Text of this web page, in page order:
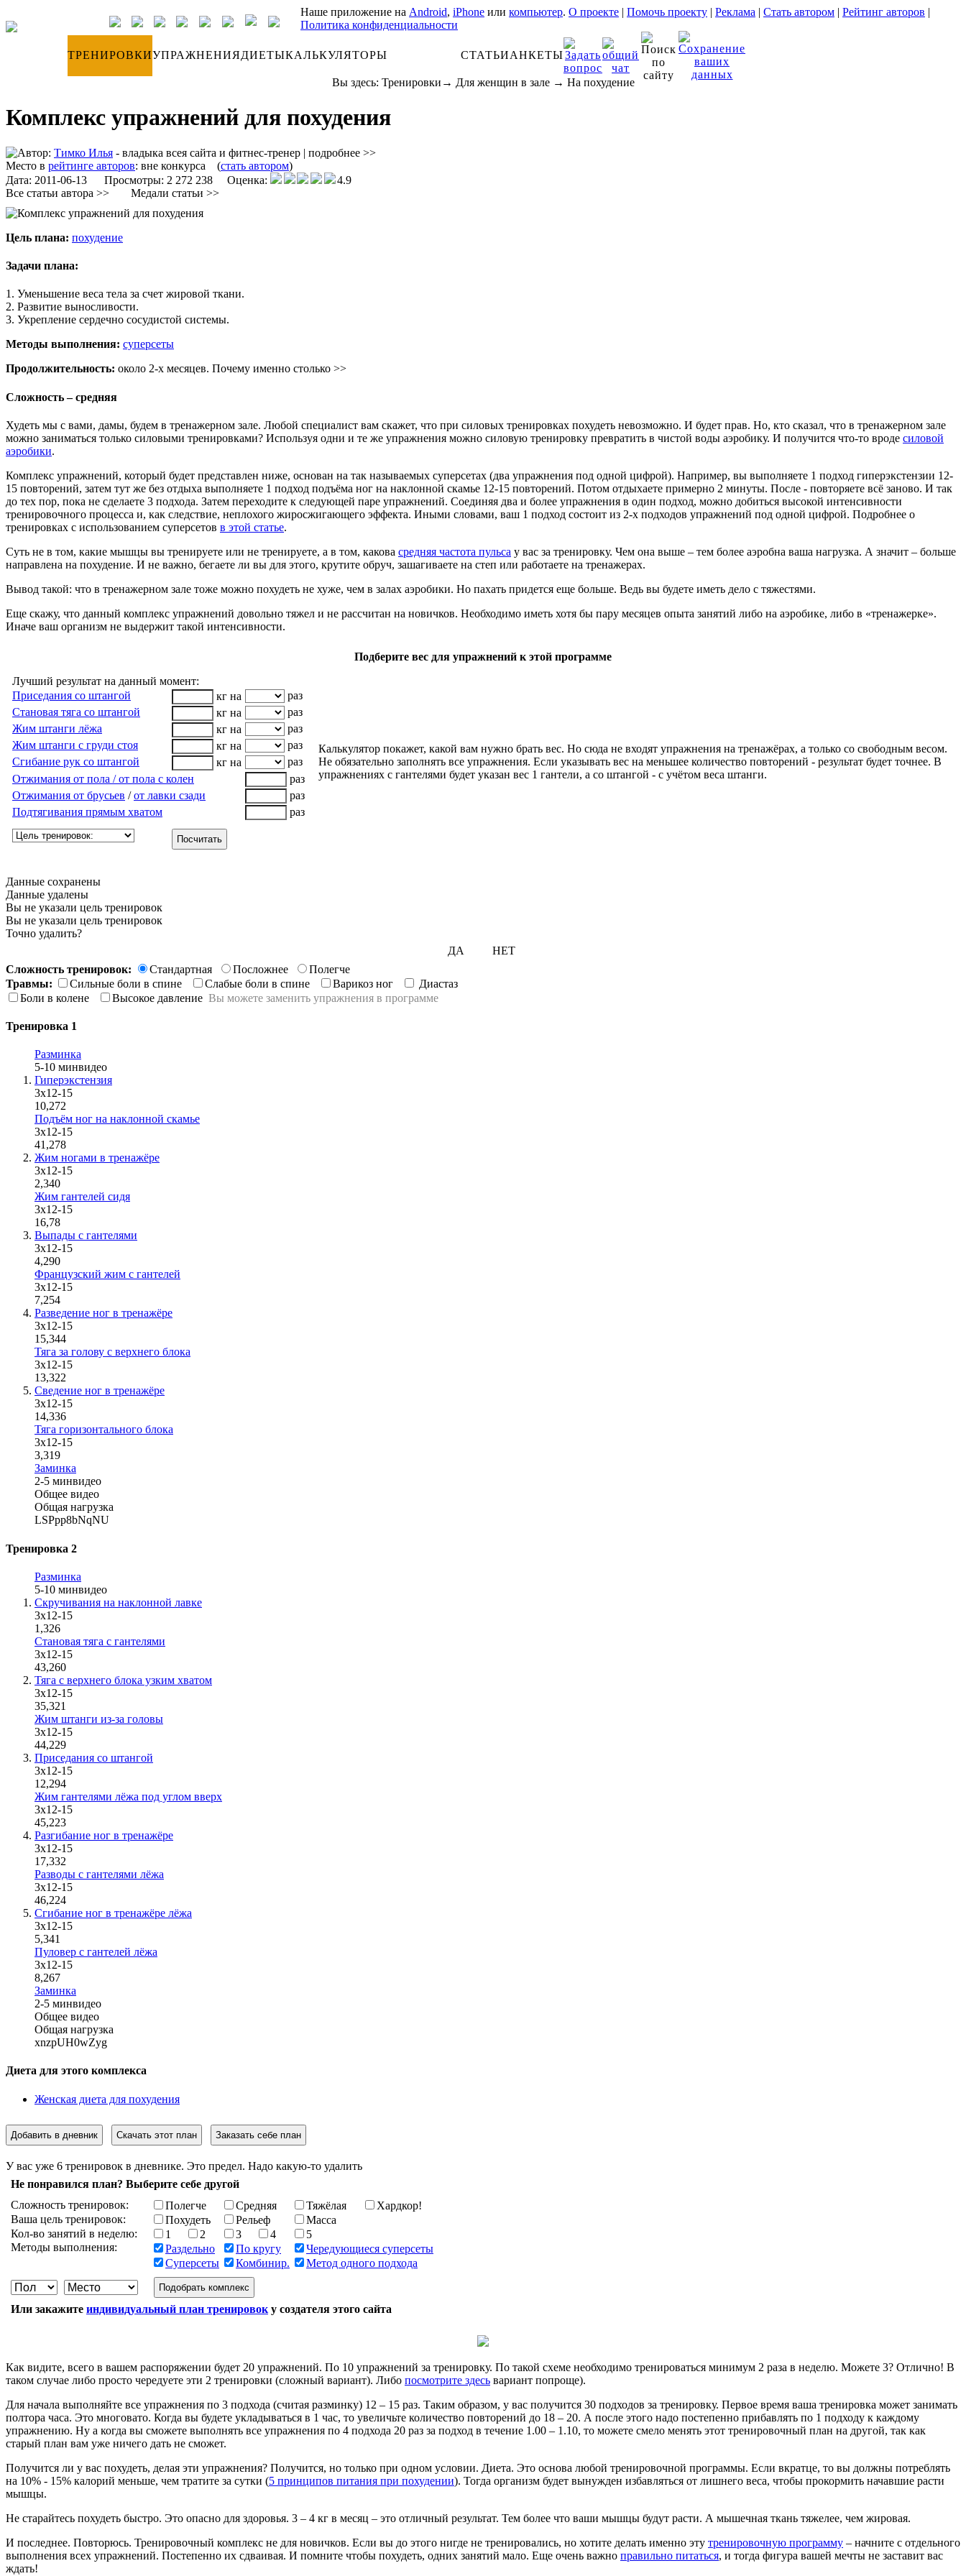
Наше приложение на Android, iPhone или компьютер. О проекте | Помочь проекту | Реклама | Стать автором | Рейтинг авторов |
Политика конфиденциальности
ТРЕНИРОВКИУПРАЖНЕНИЯДИЕТЫКАЛЬКУЛЯТОРЫ СТАТЬИАНКЕТЫ
Вы здесь: Тренировки → Для женщин в зале→ На похудение
Комплекс упражнений для похудения
Автор: Тимко Илья - владыка всея сайта и фитнес-тренер | подробнее >>
Место в рейтинге авторов: вне конкурса (стать автором)
Дата: 2011-06-13 Просмотры: 2 272 238 Оценка:
4.9
Все статьи автора >>
Медали статьи >>
Цель плана: похудение
Задачи плана:
1. Уменьшение веса тела за счет жировой ткани.
2. Развитие выносливости.
3. Укрепление сердечно сосудистой системы.
Методы выполнения: суперсеты
Продолжительность: около 2-х месяцев. Почему именно столько >>
Сложность – средняя
Худеть мы с вами, дамы, будем в тренажерном зале. Любой специалист вам скажет, что при силовых тренировках похудеть невозможно. И будет прав. Но, кто сказал, что в тренажерном зале
можно заниматься только силовыми тренировками? Используя одни и те же упражнения можно силовую тренировку превратить в чистой воды аэробику. И получится что-то вроде силовой
аэробики.
Комплекс упражнений, который будет представлен ниже, основан на так называемых суперсетах (два упражнения под одной цифрой). Например, вы выполняете 1 подход гиперэкстензии 12-
15 повторений, затем тут же без отдыха выполняете 1 подход подъёма ног на наклонной скамье 12-15 повторений. Потом отдыхаете примерно 2 минуты. После - повторяете всё заново. И так
до тех пор, пока не сделаете 3 подхода. Затем переходите к следующей паре упражнений. Соединяя два и более упражнения в один подход, можно добиться высокой интенсивности
тренировочного процесса и, как следствие, неплохого жиросжигающего эффекта. Иными словами, ваш 1 подход состоит из 2-х подходов упражнений под одной цифрой. Подробнее о
тренировках с использованием суперсетов в этой статье.
Суть не в том, какие мышцы вы тренируете или не тренируете, а в том, какова средняя частота пульса у вас за тренировку. Чем она выше – тем более аэробна ваша нагрузка. А значит – больше
направлена на похудение. И не важно, бегаете ли вы для этого, крутите обруч, зашагиваете на степ или работаете на тренажерах.
Вывод такой: что в тренажерном зале тоже можно похудеть не хуже, чем в залах аэробики. Но пахать придется еще больше. Ведь вы будете иметь дело с тяжестями.
Еще скажу, что данный комплекс упражнений довольно тяжел и не рассчитан на новичков. Необходимо иметь хотя бы пару месяцев опыта занятий либо на аэробике, либо в «тренажерке».
Иначе ваш организм не выдержит такой интенсивности.
Подберите вес для упражнений к этой программе
Лучший результат на данный момент:
Калькулятор покажет, какой вам нужно брать вес. Но сюда не входят упражнения на тренажёрах, а только со свободным весом.
Не обязательно заполнять все упражнения. Если указывать вес на меньшее количество повторений - результат будет точнее. В
упражнениях с гантелями будет указан вес 1 гантели, а со штангой - с учётом веса штанги.
Приседания со штангой кг на
раз
Становая тяга со штангой
кг на
раз
Жим штанги лёжа
кг на
раз
Жим штанги с груди стоя
кг на
раз
Сгибание рук со штангой
кг на
раз
Отжимания от пола / от пола с колен
раз
Отжимания от брусьев /от лавки сзади
раз
Подтягивания прямым хватом
раз
Посчитать
Данные сохранены
Данные удалены
Вы не указали цель тренировок
Вы не указали цель тренировок
Точно удалить?
ДА
НЕТ
Сложность тренировок:
Стандартная Посложнее
Полегче
Травмы:
Сильные боли в спине Слабые боли в спине Варикоз ног
Диастаз
Боли в колене
Высокое давление Вы можете заменить упражнения в программе
Тренировка 1
Разминка
5-10 минвидео
Гиперэкстензия
3х12-15
10,272
Подъём ног на наклонной скамье
3x12-15
41,278
Жим ногами в тренажёре
3х12-15
2,340
Жим гантелей сидя
3х12-15
16,78
Выпады с гантелями
3х12-15
4,290
Французский жим с гантелей
3х12-15
7,254
Разведение ног в тренажёре
3х12-15
15,344
Тяга за голову с верхнего блока
3х12-15
13,322
Сведение ног в тренажёре
3х12-15
14,336
Тяга горизонтального блока
3х12-15
3,319
Заминка
2-5 минвидео
Общее видео
Общая нагрузка
LSPpp8bNqNU
Тренировка 2
Разминка
5-10 минвидео
Скручивания на наклонной лавке
3х12-15
1,326
Становая тяга с гантелями
3x12-15
43,260
Тяга с верхнего блока узким хватом
3x12-15
35,321
Жим штанги из-за головы
3x12-15
44,229
Приседания со штангой
3х12-15
12,294
Жим гантелями лёжа под углом вверх
3x12-15
45,223
Разгибание ног в тренажёре
3х12-15
17,332
Разводы с гантелями лёжа
3x12-15
46,224
Сгибание ног в тренажёре лёжа
3х12-15
5,341
Пуловер с гантелей лёжа
3х12-15
8,267
Заминка
2-5 минвидео
Общее видео
Общая нагрузка
xnzpUH0wZyg
Диета для этого комплекса
Женская диета для похудения
Добавить в дневник Скачать этот план Заказать себе план
У вас уже 6 тренировок в дневнике. Это предел. Надо какую-то удалить
Не понравился план? Выберите себе другой
Сложность тренировок:
Полегче Средняя Тяжёлая
Хардкор!
Ваша цель тренировок:
Похудеть Рельеф
Масса
Кол-во занятий в неделю:
1 2 3 4
5
Методы выполнения:
Раздельно
Суперсеты
По кругу
Комбинир.
Чередующиеся суперсеты
Метод одного подхода
Подобрать комплекс
Или закажите индивидуальный план тренировок у создателя этого сайта
Как видите, всего в вашем распоряжении будет 20 упражнений. По 10 упражнений за тренировку. По такой схеме необходимо тренироваться минимум 2 раза в неделю. Можете 3? Отлично! В
таком случае либо просто чередуете эти 2 тренировки (сложный вариант). Либо посмотрите здесь вариант попроще).
Для начала выполняйте все упражнения по 3 подхода (считая разминку) 12 – 15 раз. Таким образом, у вас получится 30 подходов за тренировку. Первое время ваша тренировка может занимать
полтора часа. Это многовато. Когда вы будете укладываться в 1 час, то увеличьте количество повторений до 18 – 20. А после этого надо постепенно прибавлять по 1 подходу к каждому
упражнению. Ну а когда вы сможете выполнять все упражнения по 4 подхода 20 раз за подход в течение 1.00 – 1.10, то можете смело менять этот тренировочный план на другой, так как
старый план вам уже ничего дать не сможет.
Получится ли у вас похудеть, делая эти упражнения? Получится, но только при одном условии. Диета. Это основа любой тренировочной программы. Если вкратце, то вы должны потреблять
на 10% - 15% калорий меньше, чем тратите за сутки (5 принципов питания при похудении). Тогда организм будет вынужден избавляться от лишнего веса, чтобы прокормить начавшие расти
мышцы.
Не старайтесь похудеть быстро. Это опасно для здоровья. 3 – 4 кг в месяц – это отличный результат. Тем более что ваши мышцы будут расти. А мышечная ткань тяжелее, чем жировая.
И последнее. Повторюсь. Тренировочный комплекс не для новичков. Если вы до этого нигде не тренировались, но хотите делать именно эту тренировочную программу – начните с отдельного
выполнения всех упражнений. Постепенно их сдваивая. И помните чтобы похудеть, одних занятий мало. Еще очень важно правильно питаться, и тогда фигура вашей мечты не заставит вас
ждать!